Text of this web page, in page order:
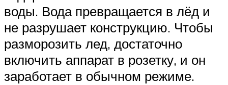
воды. Вода превращается в лёд и
не разрушает конструкцию. Чтобы
разморозить лед, достаточно
включить аппарат в розетку, и он
заработает в обычном режиме.